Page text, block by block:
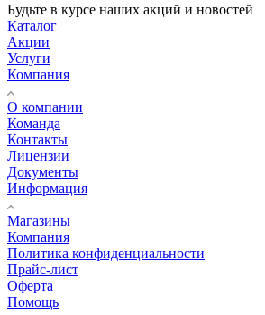
Будьте в курсе наших акций и новостей
Каталог
Акции
Услуги
Компания
О компании
Команда
Контакты
Лицензии
Документы
Информация
Магазины
Компания
Политика конфиденциальности
Прайс-лист
Оферта
Помощь